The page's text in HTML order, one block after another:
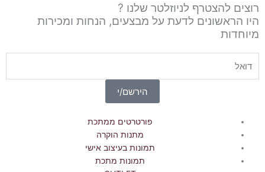
רוצים להצטרף לניוזלטר שלנו ?
היו הראשונים לדעת על מבצעים, הנחות ומכירות
מיוחדות
הירשם/י
פורטרטים ממתכת
מתנות הוקרה
תמונות בעיצוב אישי
תמונות מתכת